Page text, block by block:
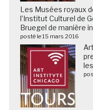
Les Musées royaux
l’Institut Culturel de
Bruegel de manière
posté le 15 mars 2016